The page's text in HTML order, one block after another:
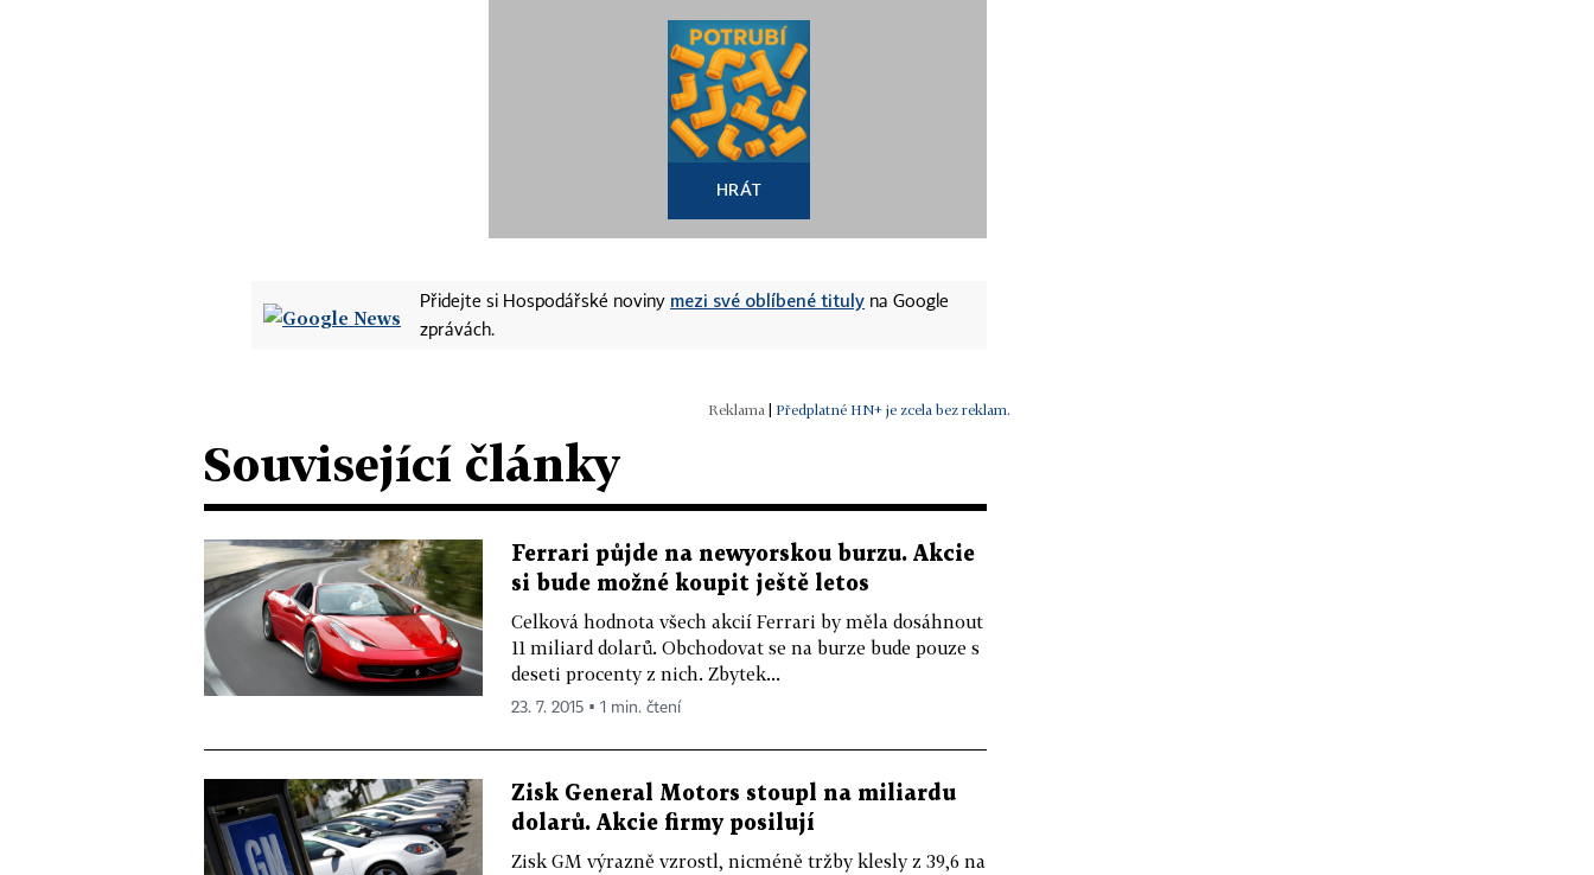
HRÁT
Přidejte si Hospodářské noviny mezi své oblíbené tituly na Google
zprávách.
| Předplatné HN+ je zcela bez reklam.
Související články
Ferrari půjde na newyorskou burzu. Akcie
si bude možné koupit ještě letos
Celková hodnota všech akcií Ferrari by měla dosáhnout
11 miliard dolarů. Obchodovat se na burze bude pouze s
deseti procenty z nich. Zbytek...
23. 7. 2015 ▪ 1 min. čtení
Zisk General Motors stoupl na miliardu
dolarů. Akcie firmy posilují
Zisk GM výrazně vzrostl, nicméně tržby klesly z 39,6 na